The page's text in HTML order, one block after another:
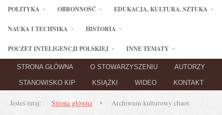
POLITYKA OBRONNOŚĆ EDUKACJA, KULTURA, SZTUKA
NAUKA I TECHNIKA HISTORIA
POCZET INTELIGENCJI POLSKIEJ INNE TEMATY
STRONA GŁÓWNA O STOWARZYSZENIU AUTORZY
STANOWISKO KIP KSIĄŻKI WIDEO KONTAKT
Jesteś tutaj: Strona główna Archiwum kulturowy chaos